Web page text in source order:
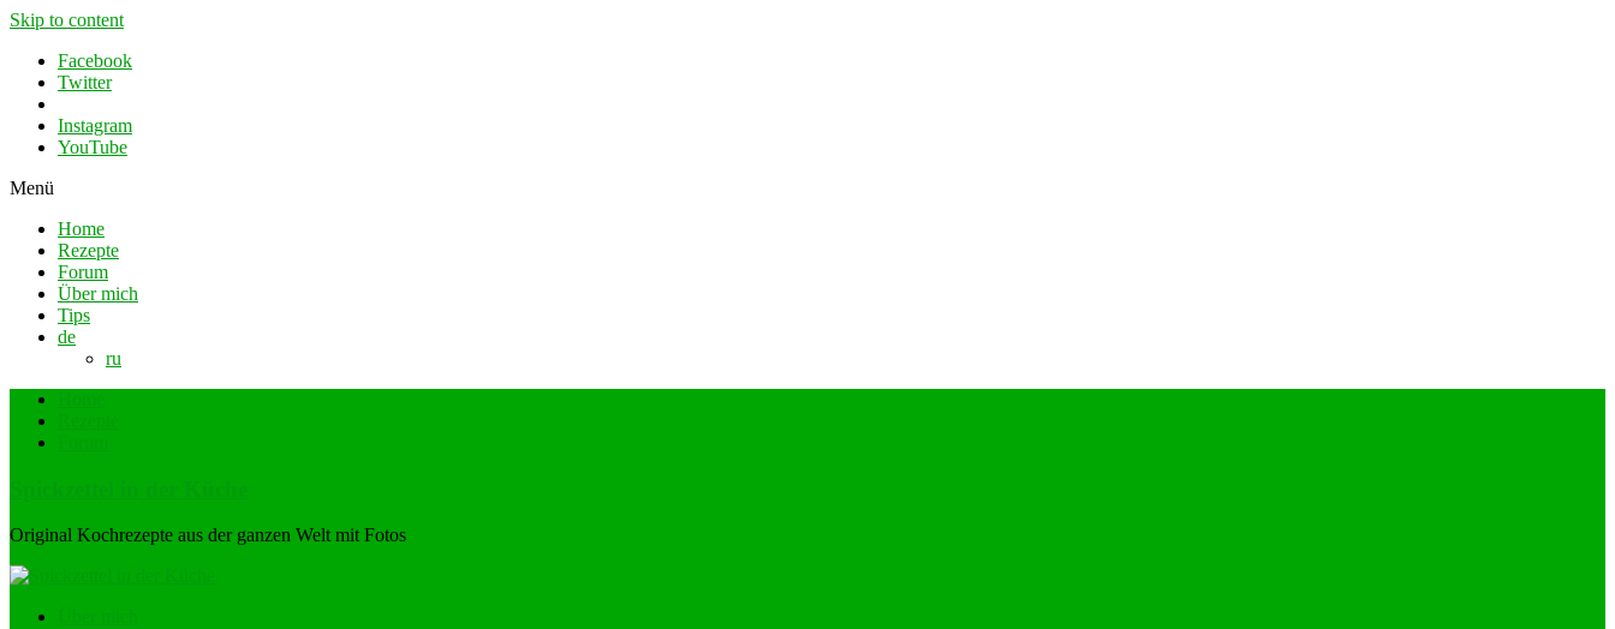
Skip to content
Facebook
Twitter
Instagram
YouTube
Menü
Home
Rezepte
Forum
Über mich
Tips
de
ru
Original Kochrezepte aus der ganzen Welt mit Fotos